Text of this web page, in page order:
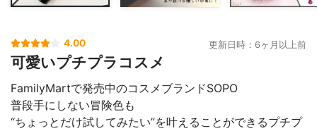
4.00 更新日時：6ヶ月以上前
可愛いプチプラコスメ
FamilyMartで発売中のコスメブランドSOPO
普段手にしない冒険色も
“ちょっとだけ試してみたい”を叶えることができるプチプ